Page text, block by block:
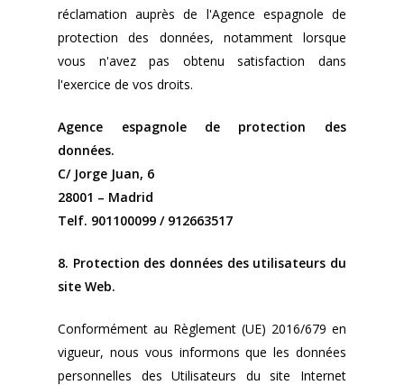
réclamation auprès de l'Agence espagnole de
protection des données, notamment lorsque
vous n'avez pas obtenu satisfaction dans
l'exercice de vos droits.
Agence espagnole de protection des
données.
C/ Jorge Juan, 6
28001 – Madrid
Telf. 901100099 / 912663517
8. Protection des données des utilisateurs du
site Web.
Conformément au Règlement (UE) 2016/679 en
vigueur, nous vous informons que les données
personnelles des Utilisateurs du site Internet